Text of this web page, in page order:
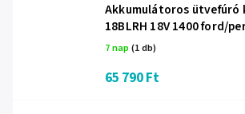
Akkumulátoros ütvefúró
18BLRH 18V 1400 ford/
7 nap(1 db)
65 790 Ft